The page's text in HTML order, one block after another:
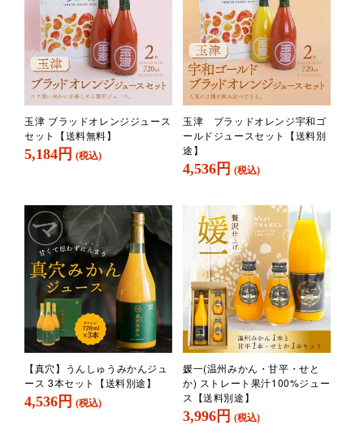
玉津 ブラッドオレンジジュース
セット【送料無料】
5,184円 (税込)
玉津 ブラッドオレンジ宇和ゴ
ールドジュースセット【送料別
途】
4,536円 (税込)
【真穴】うんしゅうみかんジュ
ース 3本セット【送料別途】
4,536円 (税込)
媛一(温州みかん・甘平・せと
か) ストレート果汁100%ジュー
ス【送料別途】
3,996円 (税込)